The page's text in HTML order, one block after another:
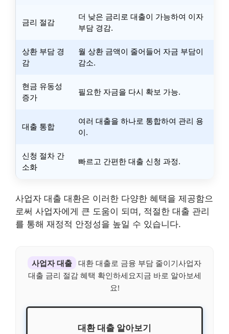
금리 절감
더 낮은 금리로 대출이 가능하여 이자
부담 경감.
상환 부담 경
감
월 상환 금액이 줄어들어 자금 부담이
감소.
현금 유동성
증가
필요한 자금을 다시 확보 가능.
대출 통합
여러 대출을 하나로 통합하여 관리 용
이.
신청 절차 간
소화
빠르고 간편한 대출 신청 과정.
사업자 대출 대환은 이러한 다양한 혜택을 제공함으
로써 사업자에게 큰 도움이 되며, 적절한 대출 관리
를 통해 재정적 안정성을 높일 수 있습니다.
사업자 대출 대환 대출로 금융 부담 줄이기사업자
대출 금리 절감 혜택 확인하세요지금 바로 알아보세
요!
대환 대출 알아보기